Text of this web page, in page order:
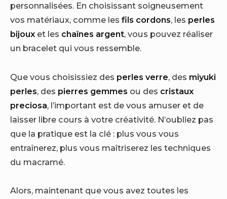
personnalisées. En choisissant soigneusement
vos matériaux, comme les fils cordons, les perles
bijoux et les chaînes argent, vous pouvez réaliser
un bracelet qui vous ressemble.
Que vous choisissiez des perles verre, des miyuki
perles, des pierres gemmes ou des cristaux
preciosa, l’important est de vous amuser et de
laisser libre cours à votre créativité. N’oubliez pas
que la pratique est la clé : plus vous vous
entraînerez, plus vous maîtriserez les techniques
du macramé.
Alors, maintenant que vous avez toutes les